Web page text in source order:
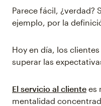
Parece fácil, ¿verdad?
ejemplo, por la
Hoy en día, los
superar las
El servicio al cliente es
mentalidad